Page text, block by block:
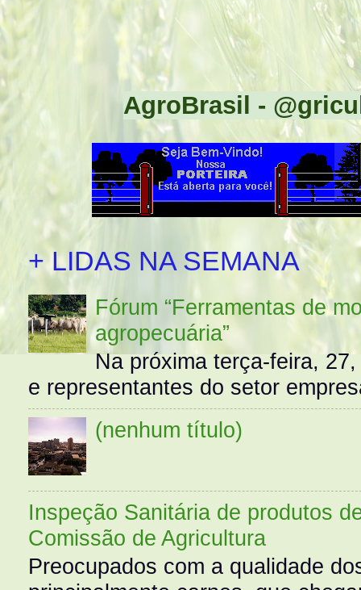
AgroBrasil -
+ LIDAS NA SEMANA
Fórum “Ferramentas de
agropecuária”
Na próxima terça-feira,
e representantes do setor
(nenhum título)
Inspeção Sanitária de produtos
Comissão de Agricultura
Preocupados com a qualidade